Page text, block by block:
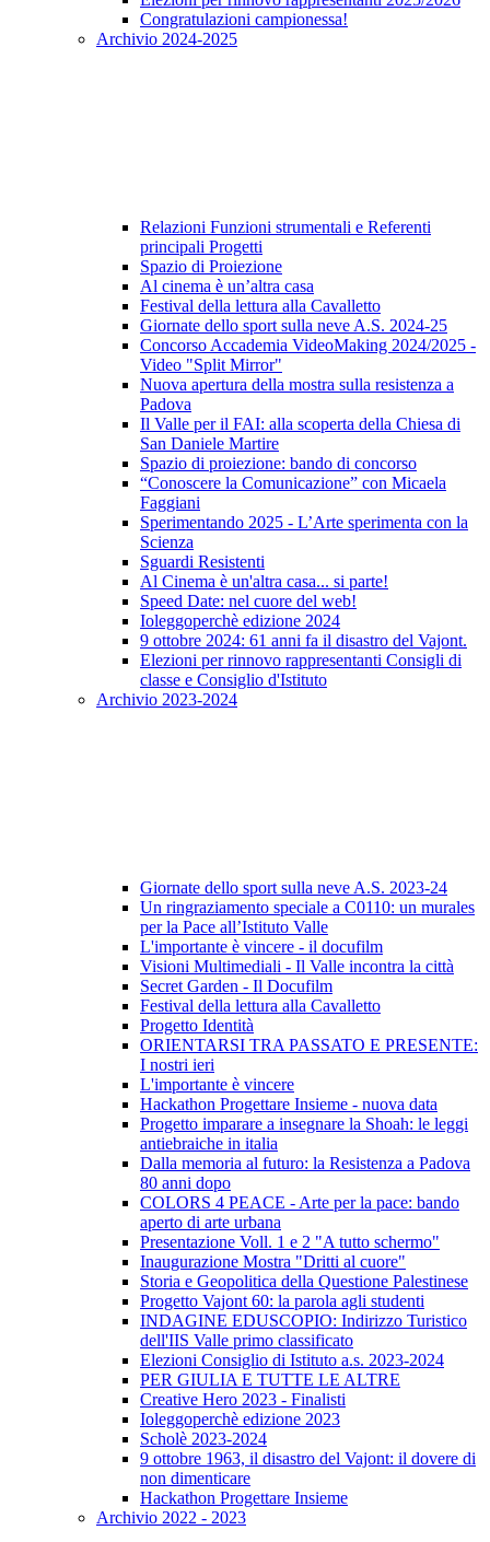
Congratulazioni campionessa!
Archivio 2024-2025
Relazioni Funzioni strumentali e Referenti
principali Progetti
Spazio di Proiezione
Al cinema è un’altra casa
Festival della lettura alla Cavalletto
Giornate dello sport sulla neve A.S. 2024-25
Concorso Accademia VideoMaking 2024/2025 -
Video "Split Mirror"
Nuova apertura della mostra sulla resistenza a
Padova
Il Valle per il FAI: alla scoperta della Chiesa di
San Daniele Martire
Spazio di proiezione: bando di concorso
“Conoscere la Comunicazione” con Micaela
Faggiani
Sperimentando 2025 - L’Arte sperimenta con la
Scienza
Sguardi Resistenti
Al Cinema è un'altra casa... si parte!
Speed Date: nel cuore del web!
Ioleggoperchè edizione 2024
9 ottobre 2024: 61 anni fa il disastro del Vajont.
Elezioni per rinnovo rappresentanti Consigli di
classe e Consiglio d'Istituto
Archivio 2023-2024
Giornate dello sport sulla neve A.S. 2023-24
Un ringraziamento speciale a C0110: un murales
per la Pace all’Istituto Valle
L'importante è vincere - il docufilm
Visioni Multimediali - Il Valle incontra la città
Secret Garden - Il Docufilm
Festival della lettura alla Cavalletto
Progetto Identità
ORIENTARSI TRA PASSATO E PRESENTE:
I nostri ieri
L'importante è vincere
Hackathon Progettare Insieme - nuova data
Progetto imparare a insegnare la Shoah: le leggi
antiebraiche in italia
Dalla memoria al futuro: la Resistenza a Padova
80 anni dopo
COLORS 4 PEACE - Arte per la pace: bando
aperto di arte urbana
Presentazione Voll. 1 e 2 "A tutto schermo"
Inaugurazione Mostra "Dritti al cuore"
Storia e Geopolitica della Questione Palestinese
Progetto Vajont 60: la parola agli studenti
INDAGINE EDUSCOPIO: Indirizzo Turistico
dell'IIS Valle primo classificato
Elezioni Consiglio di Istituto a.s. 2023-2024
PER GIULIA E TUTTE LE ALTRE
Creative Hero 2023 - Finalisti
Ioleggoperchè edizione 2023
Scholè 2023-2024
9 ottobre 1963, il disastro del Vajont: il dovere di
non dimenticare
Hackathon Progettare Insieme
Archivio 2022 - 2023